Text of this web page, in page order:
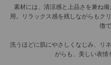
素材には、清涼感と上品さを兼ね
用。リラックス感を残しながらもク
徴で
洗うほどに肌にやさしくなじみ、リ
がらも、美しい表情